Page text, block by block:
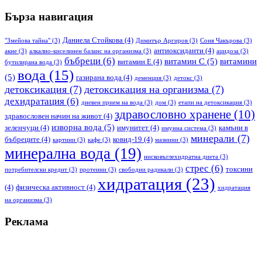
Бърза навигация
"Змейова тайна" (3) Даниела Стойкова (4) Димитър Аргиров (3) Соня Чакърова (3)
акне (3) алкално-киселинен баланс на организма (3) антиоксиданти (4) ацидоза (3)
бутилирана вода (3) бъбреци (6) витамин Е (4) витамин С (5) витамини
(5) вода (15) газирана вода (4) деменция (3) детокс (3)
детоксикация (7) детоксикация на организма (7)
дехидратация (6) дневен прием на вода (3) дом (3) етапи на детоксикация (3)
здравословен начин на живот (4) здравословно хранене (10)
зеленчуци (4) изворна вода (5) имунитет (4) имунна система (3) камъни в
бъбреците (4) картини (3) кафе (3) ковид-19 (4) мазнини (3) минерали (7)
минерална вода (19) нисковъглехидратна диета (3)
потребителски кредит (3) протеини (3) свободни радикали (3) стрес (6) токсини
(4) физическа активност (4) хидратация (23) хидратация
на организма (3)
Реклама